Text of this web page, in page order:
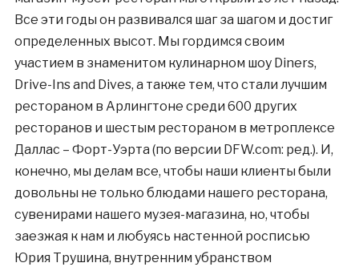
Все эти годы он развивался шаг за шагом и достиг
определенных высот. Мы гордимся своим
участием в знаменитом кулинарном шоу Diners,
Drive-Ins and Dives, а также тем, что стали лучшим
рестораном в Арлингтоне среди 600 других
ресторанов и шестым рестораном в метроплексе
Даллас – Форт-Уэрта (по версии DFW.com: ред.). И,
конечно, мы делам все, чтобы наши клиенты были
довольны не только блюдами нашего ресторана,
сувенирами нашего музея-магазина, но, чтобы
заезжая к нам и любуясь настенной росписью
Юрия Трушина, внутренним убранством